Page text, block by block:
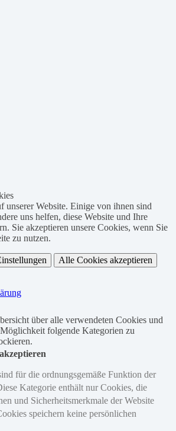
unserer Website. Einige von ihnen sind
uns helfen, diese Website und Ihre
Sie akzeptieren unsere Cookies, wenn Sie
zu nutzen.
Alle Cookies akzeptieren
über alle verwendeten Cookies und
folgende Kategorien zu
für die ordnungsgemäße Funktion der
Kategorie enthält nur Cookies, die
und Sicherheitsmerkmale der Website
speichern keine persönlichen